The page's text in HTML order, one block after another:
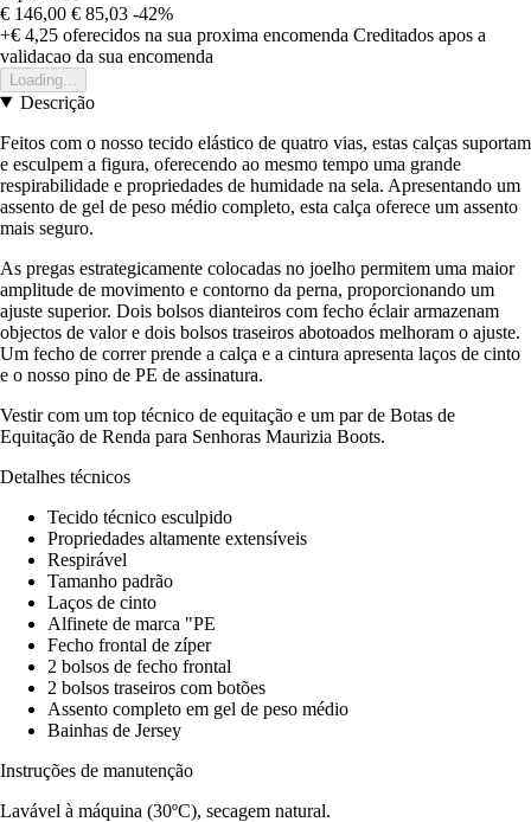
€ 146,00 € 85,03 -42%
+€ 4,25 oferecidos na sua proxima encomenda Creditados apos a
validacao da sua encomenda
Loading...
Descrição
Feitos com o nosso tecido elástico de quatro vias, estas calças suportam
e esculpem a figura, oferecendo ao mesmo tempo uma grande
respirabilidade e propriedades de humidade na sela. Apresentando um
assento de gel de peso médio completo, esta calça oferece um assento
mais seguro.
As pregas estrategicamente colocadas no joelho permitem uma maior
amplitude de movimento e contorno da perna, proporcionando um
ajuste superior. Dois bolsos dianteiros com fecho éclair armazenam
objectos de valor e dois bolsos traseiros abotoados melhoram o ajuste.
Um fecho de correr prende a calça e a cintura apresenta laços de cinto
e o nosso pino de PE de assinatura.
Vestir com um top técnico de equitação e um par de Botas de
Equitação de Renda para Senhoras Maurizia Boots.
Detalhes técnicos
Tecido técnico esculpido
Propriedades altamente extensíveis
Respirável
Tamanho padrão
Laços de cinto
Alfinete de marca "PE
Fecho frontal de zíper
2 bolsos de fecho frontal
2 bolsos traseiros com botões
Assento completo em gel de peso médio
Bainhas de Jersey
Instruções de manutenção
Lavável à máquina (30ºC), secagem natural.